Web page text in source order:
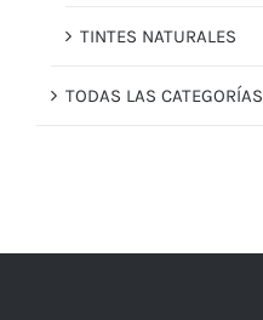
TINTES NATURALES
TODAS LAS CATEGORÍAS